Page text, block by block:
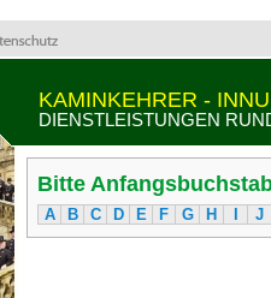
KAMINKEHRER -
DIENSTLEISTUNGEN
Bitte
A B C D E F G H J